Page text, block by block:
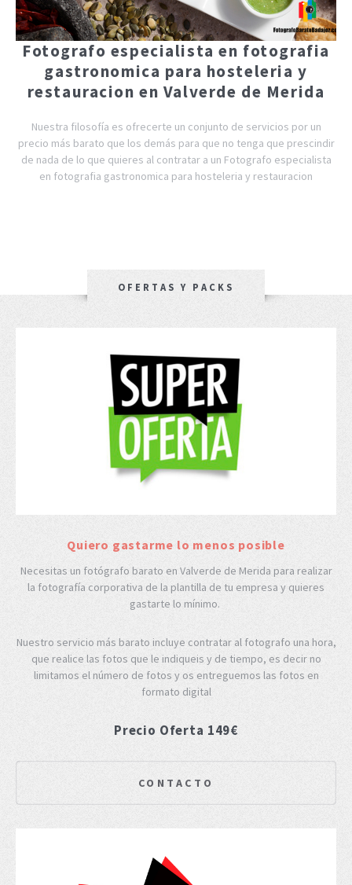
Fotografo especialista en fotografia
gastronomica para hosteleria y
restauracion en Valverde de Merida
Nuestra filosofía es ofrecerte un conjunto de servicios por un
precio más barato que los demás para que no tenga que prescindir
de nada de lo que quieres al contratar a un Fotografo especialista
en fotografia gastronomica para hosteleria y restauracion
OFERTAS Y PACKS
Quiero gastarme lo menos posible
Necesitas un fotógrafo barato en Valverde de Merida para realizar
la fotografía corporativa de la plantilla de tu empresa y quieres
gastarte lo mínimo.
Nuestro servicio más barato incluye contratar al fotografo una hora,
que realice las fotos que le indiqueis y de tiempo, es decir no
limitamos el número de fotos y os entreguemos las fotos en
formato digital
Precio Oferta 149€
CONTACTO